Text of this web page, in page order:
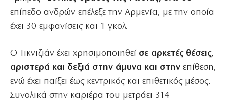
επίπεδο ανδρών επέλεξε την Αρμενία, με την οποία
έχει 30 εμφανίσεις και 1 γκολ.
Ο Τικνιζιάν έχει χρησιμοποιηθεί σε αρκετές θέσεις,
αριστερά και δεξιά στην άμυνα και στην επίθεση,
ενώ έχει παίξει έως κεντρικός και επιθετικός μέσος.
Συνολικά στην καριέρα του μετράει 314